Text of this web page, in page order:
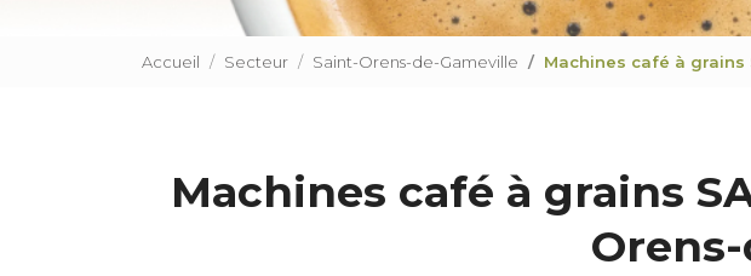
Accueil Secteur Saint-Orens-de-Gameville Machines café à
Machines café à grains